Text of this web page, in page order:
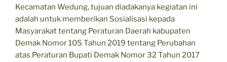
Kecamatan Wedung, tujuan diadakanya kegiatan ini
adalah untuk memberikan Sosialisasi kepada
Masyarakat tentang Peraturan Daerah kabupaten
Demak Nomor 105 Tahun 2019 tentang Perubahan
atas Peraturan Bupati Demak Nomor 32 Tahun 2017